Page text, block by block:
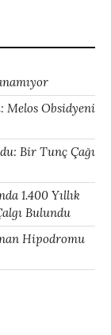
Melos Obsidyeni
Bir Tunç Çağı
1.400 Yıllık
Bulundu
Hipodromu